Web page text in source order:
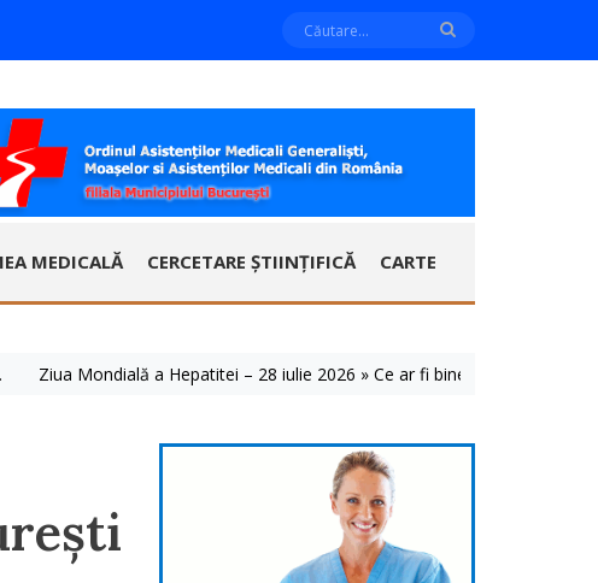
MEDICALĂ CERCETARE ȘTIINȚIFICĂ CARTE
Mondială a Hepatitei – 28 iulie 2026 » Ce ar fi bine să știm despre